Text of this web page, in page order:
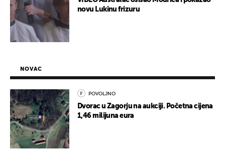
novu Lukinu frizuru
NOVAC
POVOLJNO
Dvorac u Zagorju na aukciji. Početna cijena
1,46 milijuna eura